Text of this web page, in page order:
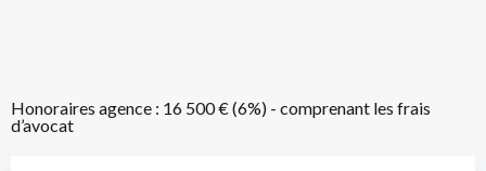
Honoraires agence : 16 500 € (6%) - comprenant les frais
d’avocat